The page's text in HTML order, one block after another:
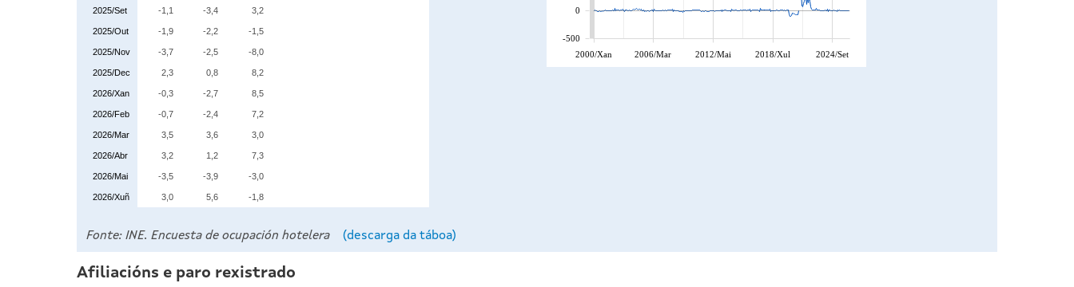
2025/Set -1,1 -3,4 3,2
2025/Out -1,9 -2,2 -1,5
2025/Nov -3,7 -2,5 -8,0
2025/Dec 2,3 0,8 8,2
2026/Xan -0,3 -2,7 8,5
2026/Feb -0,7 -2,4 7,2
2026/Mar 3,5 3,6 3,0
2026/Abr 3,2 1,2 7,3
2026/Mai -3,5 -3,9 -3,0
2026/Xuñ 3,0 5,6 -1,8
Fonte: INE. Encuesta de ocupación hotelera (descarga da táboa)
2000/Xan 2006/Mar 2012/Mai 2018/Xul 2024/Set
-500
0
Afiliacións e paro rexistrado